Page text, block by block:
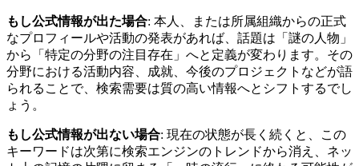
もし公式情報が出た場合: 本人、または所属組織からの正式
なプロフィールや活動の発表があれば、話題は「謎の人物」
から「特定の分野の注目存在」へと定義が変わります。その
分野における活動内容、成就、今後のプロジェクトなどが語
られることで、検索需要は質の高い情報へとシフトするでし
ょう。
もし公式情報が出ない場合: 現在の状態が長く続くと、この
キーワードは次第に検索エンジンのトレンドから消え、ネッ